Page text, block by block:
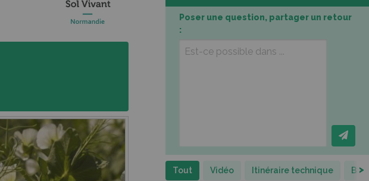
Poser une question, partager un retour
:
Tout Vidéo Itinéraire technique >